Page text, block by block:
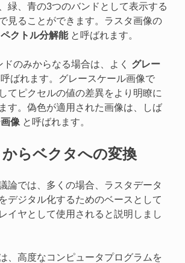
緑、青の3つのバンドとして表示する
見ることができます。ラスタ画像の
ペクトル分解能と呼ばれます。
のみからなる場合は、よく グレー
ばれます。グレースケール画像で
てピクセルの値の差異をより明瞭に
す。偽色が適用された画像は、しば
像 と呼ばれます。
らベクタへの変換
論では、多くの場合、ラスタデータ
デジタル化するためのベースとして
イヤとして使用されると説明しまし
、高度なコンピュータプログラムを